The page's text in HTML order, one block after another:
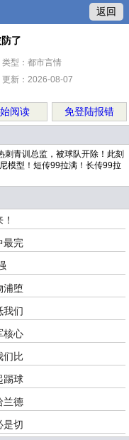
返回
了
类型：都市言情
更新：2026-08-07
阅读 免登陆报错
青训总监，被球队开除！此刻
模型！短传99拉满！长传99拉
最完
浦堕
我们
核心
们比
踢球
兰德
是切